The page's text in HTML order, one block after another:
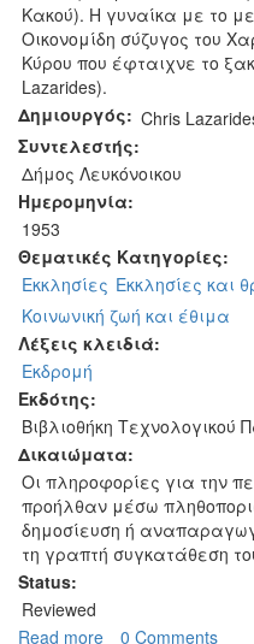
Κακού). Η γυναίκα με το
Οικονομίδη σύζυγος του
Κύρου που έφταιχνε το
Lazarides).
Δημιουργός: Chris
Συντελεστής:
Δήμος Λευκόνοικου
Ημερομηνία:
1953
Θεματικές Κατηγορίες:
Εκκλησίες Εκκλησίες και
Κοινωνική ζωή και έθιμα
Λέξεις κλειδιά:
Εκδρομή
Εκδότης:
Βιβλιοθήκη Τεχνολογικού
Δικαιώματα:
Οι πληροφορίες για την
προήλθαν μέσω
δημοσίευση ή
τη γραπτή συγκατάθεση
Status:
Reviewed
Read more about
0 Comments